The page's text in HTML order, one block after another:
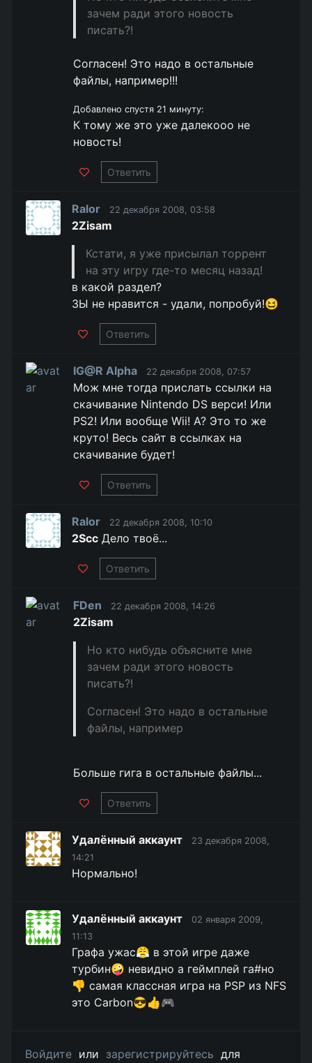
зачем ради этого новость
писать?!
Согласен! Это надо в остальные
файлы, например!!!
Добавлено спустя 21 минуту:
К тому же это уже далекооо не
новость!
Ответить
Ralor 22 декабря 2008, 03:58
2Zisam
Кстати, я уже присылал торрент
на эту игру где-то месяц назад!
в какой раздел?
ЗЫ не нравится - удали, попробуй!😆
Ответить
IG@R Alpha 22 декабря 2008, 07:57
Мож мне тогда прислать ссылки на
скачивание Nintendo DS верси! Или
PS2! Или вообще Wii! А? Это то же
круто! Весь сайт в ссылках на
скачивание будет!
Ответить
Ralor 22 декабря 2008, 10:10
2Scc Дело твоё...
Ответить
FDen 22 декабря 2008, 14:26
2Zisam
Но кто нибудь объясните мне
зачем ради этого новость
писать?!
Согласен! Это надо в остальные
файлы, например
Больше гига в остальные файлы...
Ответить
Удалённый аккаунт
23 декабря 2008,
14:21
Нормально!
Удалённый аккаунт
02 января 2009,
11:13
Графа ужас😤 в этой игре даже
турбин🤪 невидно а геймплей га#но
👎 самая классная игра на PSP из NFS
это Carbon😎👍🎮
Войдите или зарегистрируйтесь для